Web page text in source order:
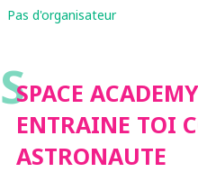
Pas d'organisateur
SSPACE
ENTRAINE TOI
ASTRONAUTE